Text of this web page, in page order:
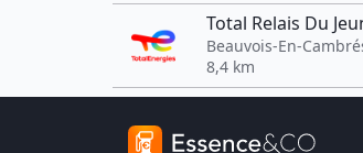
Total Relais Du
Beauvois-En-
8,4 km